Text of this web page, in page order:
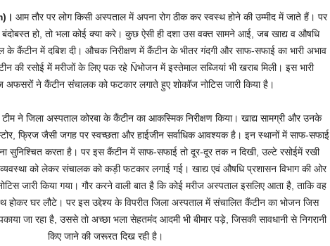
आम तौर पर लोग किसी अस्पताल में अपना रोग ठीक कर स्वस्थ होने की उम्मीद में जाते हैं। पर
हो, तो भला कोई क्या करे। कुछ ऐसी ही दशा उस वक्त सामने आई, जब खाद्य व औषधि
के कैंटीन में दबिश दी। औचक निरीक्षण में कैंटीन के भीतर गंदगी और साफ-सफाई का भारी अभाव
की रसोई में मरीजों के लिए पक रहे Ñभोजन में इस्तेमाल सब्जियां भी खराब मिली। इस भारी
अफसरों ने कैंटीन संचालक को फटकार लगाते हुए शोकॉज नोटिस जारी किया है।
टीम ने जिला अस्पताल कोरबा के कैंटीन का आकस्मिक निरीक्षण किया। खाद्य सामग्री और उनके
फ्रिज जैसी जगह पर स्वच्छता और हाईजीन सर्वाधिक आवश्यक है। इन स्थानों में साफ-सफाई
सुनिश्चित करता है। पर इस कैंटीन में साफ-सफाई तो दूर-दूर तक न दिखी, उल्टे रसोईमें रखी
को लेकर संचालक को कड़ी फटकार लगाई गई। खाद्य एवं औषधि प्रशासन विभाग की ओर
जारी किया गया। गौर करने वाली बात है कि कोई मरीज अस्पताल इसलिए आता है, ताकि वह
होकर घर लौटे। पर इस उद्देश्य के विपरीत जिला अस्पताल में संचालित कैंटीन का भोजन जिस
जा रहा है, उससे तो अच्छा भला सेहतमंद आदमी भी बीमार पड़े, जिसकी सावधानी से निगरानी
किए जाने की जरूरत दिख रही है।